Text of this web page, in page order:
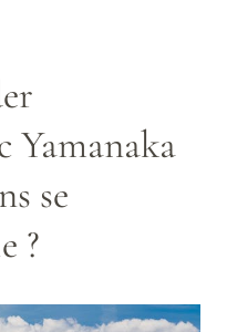
Yamanaka
se
?